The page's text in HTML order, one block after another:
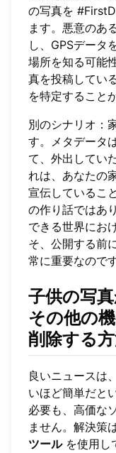
の写真を
ます。悪意のあ
し、GPSデータ
場所を知る可能
真を投稿してい
を特定すること
別のシナリオ：
す。メタデータ
て、外出してい
れは、あなたの
宣伝しているこ
の作り話ではあ
できる世界にお
そ、公開する前
常に重要なのです
子供の写
その他の
削除する
良いニュースは
いほど簡単だと
必要も、高価な
ません。解決策
ツールを使用し